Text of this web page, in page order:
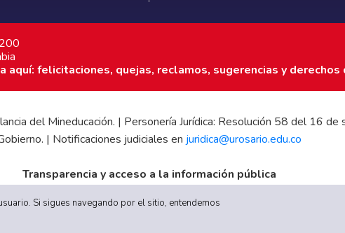
aquí: felicitaciones, quejas, reclamos, sugerencias y derechos
del Mineducación. | Personería Jurídica: Resolución 58 del 16
| Notificaciones judiciales en juridica@urosario.edu.co
Transparencia y acceso a la información pública
UR
Si sigues navegando por el sitio, entendemos